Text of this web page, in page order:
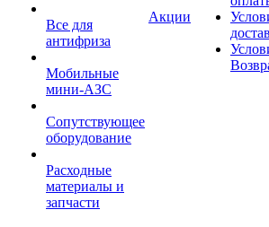
Все для
антифриза
Мобильные
мини-АЗС
Сопутствующее
оборудование
Расходные
материалы и
запчасти
Акции